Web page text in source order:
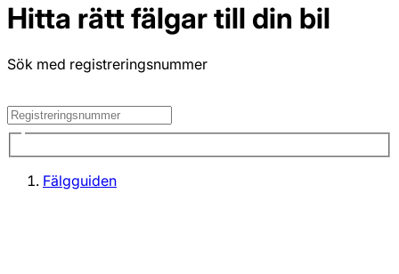
Hitta rätt fälgar till din bil
Sök med registreringsnummer
Fälgguiden